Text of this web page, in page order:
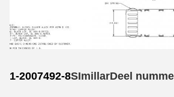
1-2007492-8SImillarDeel